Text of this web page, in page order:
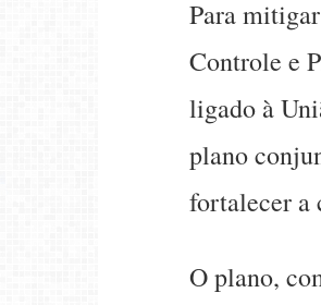
Para
Controle e
ligado à
plano
fortalecer a
O plano,